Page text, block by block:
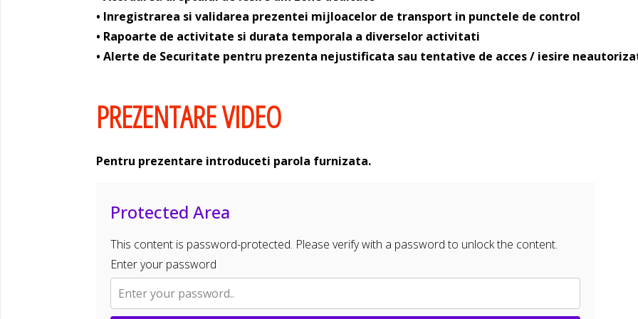
• Inregistrarea si validarea prezentei mijloacelor de transport in punctele de control
• Rapoarte de activitate si durata temporala a diverselor activitati
• Alerte de Securitate pentru prezenta nejustificata sau tentative de acces / iesire
PREZENTARE VIDEO
Pentru prezentare introduceti parola furnizata.
Protected Area
This content is password-protected. Please verify with a password to unlock the content.
Enter your password